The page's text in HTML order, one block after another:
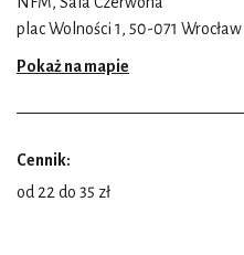
plac Wolności 1, 50-071 Wrocław
Pokaż na mapie
Cennik:
od 22 do 35 zł